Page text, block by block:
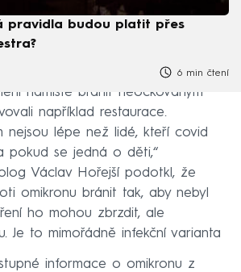
pravidla budou platit přes
6 min čtení
namístě bránit neočkovaným
například restaurace.
nejsou lépe než lidé, kteří covid
pokud se jedná o děti,“
Václav Hořejší podotkl, že
omikronu bránit tak, aby nebyl
ho mohou zbrzdit, ale
Je to mimořádně infekční varianta
informace o omikronu z